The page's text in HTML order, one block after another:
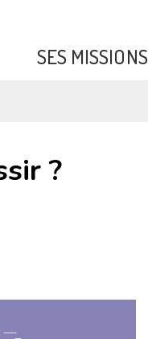
SES MISSIONS
?